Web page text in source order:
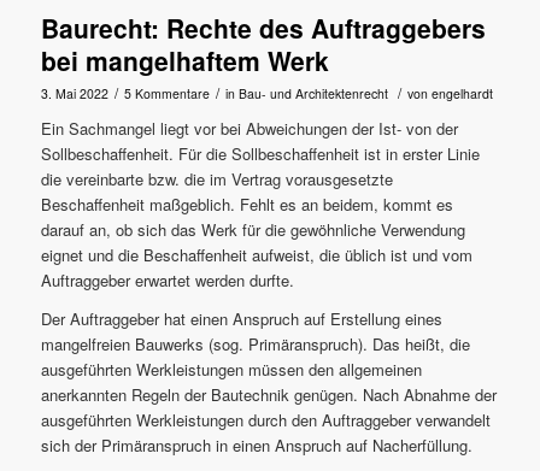
Baurecht: Rechte des Auftraggebers
bei mangelhaftem Werk
3. Mai 2022 / 5 Kommentare / in Bau- und Architektenrecht / von engelhardt
Ein Sachmangel liegt vor bei Abweichungen der Ist- von der
Sollbeschaffenheit. Für die Sollbeschaffenheit ist in erster Linie
die vereinbarte bzw. die im Vertrag vorausgesetzte
Beschaffenheit maßgeblich. Fehlt es an beidem, kommt es
darauf an, ob sich das Werk für die gewöhnliche Verwendung
eignet und die Beschaffenheit aufweist, die üblich ist und vom
Auftraggeber erwartet werden durfte.
Der Auftraggeber hat einen Anspruch auf Erstellung eines
mangelfreien Bauwerks (sog. Primäranspruch). Das heißt, die
ausgeführten Werkleistungen müssen den allgemeinen
anerkannten Regeln der Bautechnik genügen. Nach Abnahme der
ausgeführten Werkleistungen durch den Auftraggeber verwandelt
sich der Primäranspruch in einen Anspruch auf Nacherfüllung.